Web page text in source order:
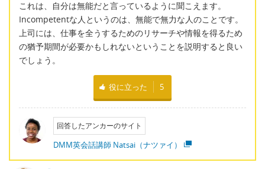
これは、自分は無能だと言っているように聞こえます。
Incompetentな人というのは、無能で無力な人のことです。
上司には、仕事を全うするためのリサーチや情報を得るため
の猶予期間が必要かもしれないということを説明すると良い
でしょう。
役に立った 5
回答したアンカーのサイト
DMM英会話講師 Natsai（ナツァイ）